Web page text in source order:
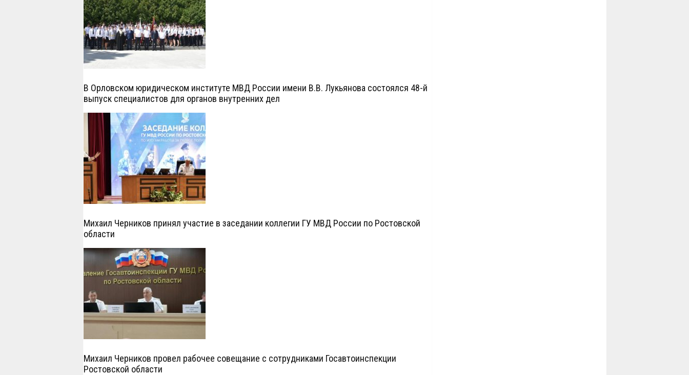
В Орловском юридическом институте МВД России имени В.В. Лукьянова состоялся 48-й
выпуск специалистов для органов внутренних дел
Михаил Черников принял участие в заседании коллегии ГУ МВД России по Ростовской
области
Михаил Черников провел рабочее совещание с сотрудниками Госавтоинспекции
Ростовской области